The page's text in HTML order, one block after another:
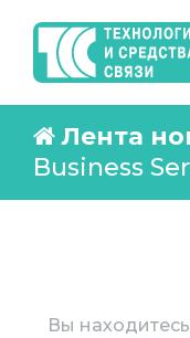
Лента
Business
Вы